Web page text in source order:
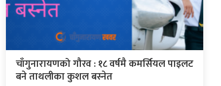
चाँगुनारायणको गौरव : १८ वर्षमै कमर्सियल पाइलट
बने ताथलीका कुशल बस्नेत